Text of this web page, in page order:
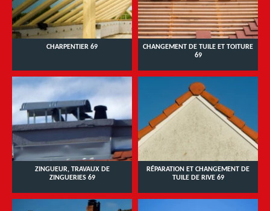
CHARPENTIER 69
CHANGEMENT DE TUILE ET TOITURE
69
ZINGUEUR, TRAVAUX DE
ZINGUERIES 69
RÉPARATION ET CHANGEMENT DE
TUILE DE RIVE 69